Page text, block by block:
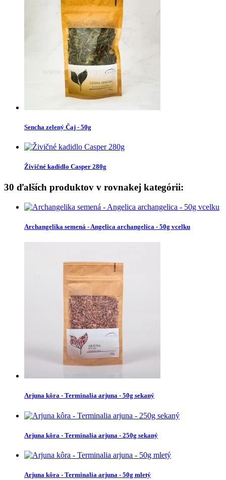
Sencha zelený Čaj - 50g
Živičné kadidlo Casper 280g
30 ďalších produktov v rovnakej kategórii:
Archangelika semená - Angelica archangelica - 50g vcelku
Arjuna kôra - Terminalia arjuna - 50g sekaný
Arjuna kôra - Terminalia arjuna - 250g sekaný
Arjuna kôra - Terminalia arjuna - 50g mletý